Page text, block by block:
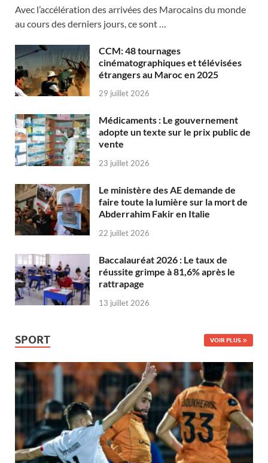
Avec l’accélération des arrivées des Marocains du monde
au cours des derniers jours, ce sont …
CCM: 48 tournages
cinématographiques et télévisées
étrangers au Maroc en 2025
29 juillet 2026
Médicaments : Le gouvernement
adopte un texte sur le prix public de
vente
23 juillet 2026
Le ministère des AE demande de
faire toute la lumière sur la mort de
Abderrahim Fakir en Italie
22 juillet 2026
Baccalauréat 2026 : Le taux de
réussite grimpe à 81,6% après le
rattrapage
13 juillet 2026
SPORT VOIR PLUS